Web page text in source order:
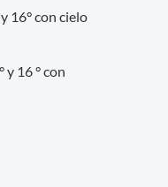
16° con cielo
16 ° con